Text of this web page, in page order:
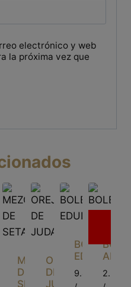
electrónico y web
la próxima vez que
MEZCLA
DE
SETAS
OREJA
DE
JUDAS
BOLETUS
EDULIS
9.47€
2.5€
Sin